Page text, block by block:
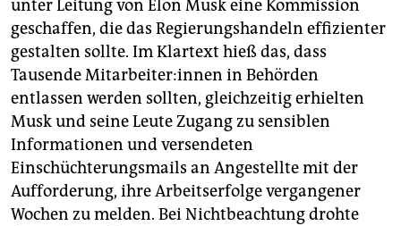
unter Leitung von Elon Musk eine Kommission
geschaffen, die das Regierungshandeln effizienter
gestalten sollte. Im Klartext hieß das, dass
Tausende Mit­ar­bei­te­r:in­nen in Behörden
entlassen werden sollten, gleichzeitig erhielten
Musk und seine Leute Zugang zu sensiblen
Informationen und versendeten
Einschüchterungsmails an Angestellte mit der
Aufforderung, ihre Arbeitserfolge vergangener
Wochen zu melden. Bei Nichtbeachtung drohte